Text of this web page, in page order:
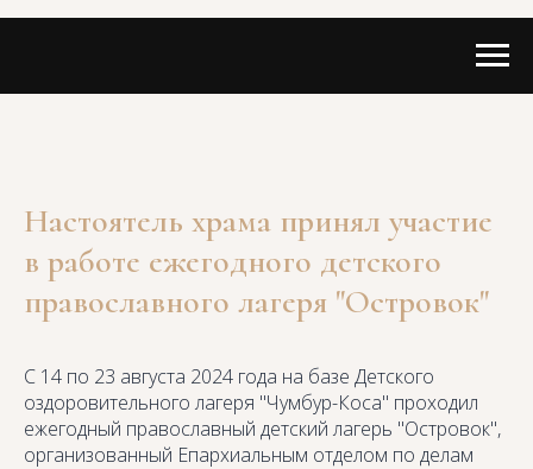
Настоятель храма принял участие
в работе ежегодного детского
православного лагеря "Островок"
С 14 по 23 августа 2024 года на базе Детского
оздоровительного лагеря "Чумбур-Коса" проходил
ежегодный православный детский лагерь "Островок",
организованный Епархиальным отделом по делам